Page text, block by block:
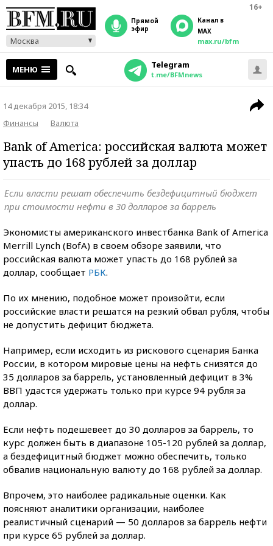
16+
Москва
прямой
эфир
Канал в
MAX
max.ru/bfm
МЕНЮ Telegram
t.me/BFMnews
14 декабря 2015, 18:34
Финансы
Валюта
Bank of America: российская валюта может
упасть до 168 рублей за доллар
Если власти решат обеспечить бездефицитный бюджет
при стоимости нефти в 30 долларов за баррель
Экономисты американского инвестбанка Bank of America
Merrill Lynch (BofA) в своем обзоре заявили, что
российская валюта может упасть до 168 рублей за
доллар, сообщает РБК.
По их мнению, подобное может произойти, если
российские власти решатся на резкий обвал рубля, чтобы
не допустить дефицит бюджета.
Например, если исходить из рискового сценария Банка
России, в котором мировые цены на нефть снизятся до
35 долларов за баррель, установленный дефицит в 3%
ВВП удастся удержать только при курсе 94 рубля за
доллар.
Если нефть подешевеет до 30 долларов за баррель, то
курс должен быть в диапазоне 105-120 рублей за доллар,
а бездефицитный бюджет можно обеспечить, только
обвалив национальную валюту до 168 рублей за доллар.
Впрочем, это наиболее радикальные оценки. Как
поясняют аналитики организации, наиболее
реалистичный сценарий — 50 долларов за баррель нефти
при курсе 65 рублей за доллар.